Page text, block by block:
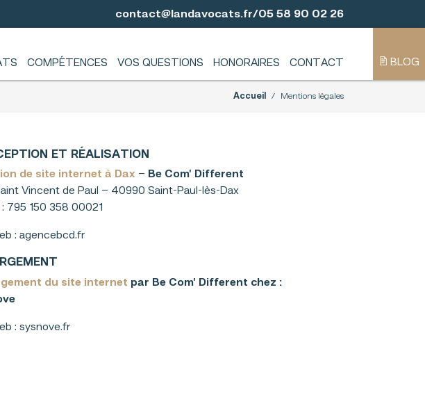
contact@landavocats.fr/05 58 90 02 26
COMPÉTENCES VOS QUESTIONS HONORAIRES CONTACT BLOG
Accueil Mentions légales
ET RÉALISATION
de site internet à Dax – Be Com’ Different
Vincent de Paul – 40990 Saint-Paul-lès-Dax
: 795 150 358 00021
: agencebcd.fr
du site internet par Be Com’ Different chez :
: sysnove.fr